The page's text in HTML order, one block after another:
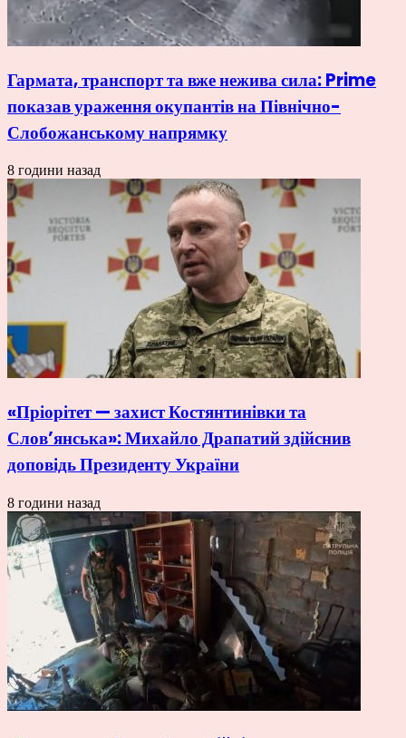
Гармата, транспорт та вже нежива сила: Prime
показав ураження окупантів на Північно-
Слобожанському напрямку
8 години назад
«Пріорітет — захист Костянтинівки та
Слов’янська»: Михайло Драпатий здійснив
доповідь Президенту України
8 години назад